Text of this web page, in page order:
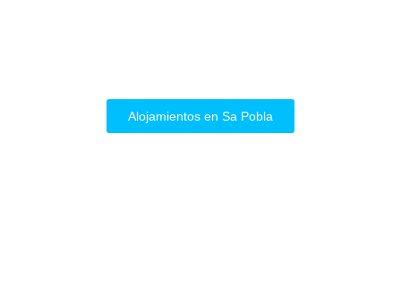
Alojamientos en Sa Pobla